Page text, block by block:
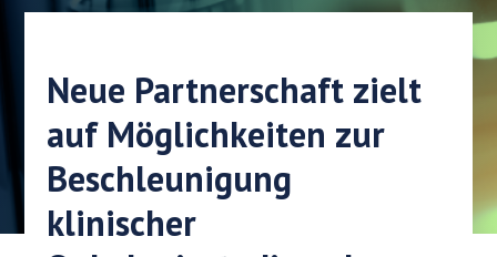
Neue Partnerschaft zielt
auf Möglichkeiten zur
Beschleunigung
klinischer